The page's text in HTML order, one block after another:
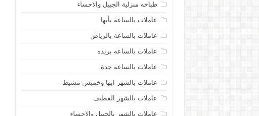
طباخه منزلية الجبيل والاحساء
عاملات بالساعة بأبها
عاملات بالساعة بالرياض
عاملات بالساعه بريده
عاملات بالساعه جدة
عاملات بالشهر ابها وخميس مشيط
عاملات بالشهر القطيف
عاملات بالشهر بالجبيل والاحساء